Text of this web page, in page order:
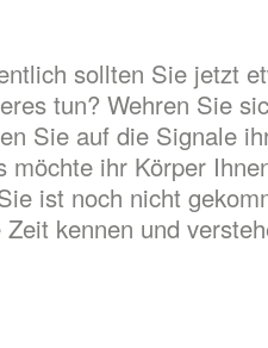
sollten Sie jetzt
tun? Wehren Sie
Sie auf die Signale
möchte ihr Körper
ist noch nicht
Zeit kennen und